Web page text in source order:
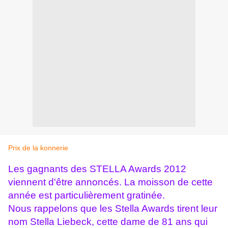
Prix de la konnerie
Les gagnants des STELLA Awards 2012
viennent d'être annoncés. La moisson de cette
année est particulièrement gratinée.
Nous rappelons que les Stella Awards tirent leur
nom Stella Liebeck, cette dame de 81 ans qui